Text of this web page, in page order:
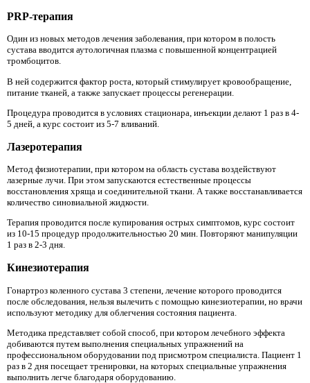
PRP-терапия
Один из новых методов лечения заболевания, при котором в полость
сустава вводится аутологичная плазма с повышенной концентрацией
тромбоцитов.
В ней содержится фактор роста, который стимулирует кровообращение,
питание тканей, а также запускает процессы регенерации.
Процедура проводится в условиях стационара, инъекции делают 1 раз в 4-
5 дней, а курс состоит из 5-7 вливаний.
Лазеротерапия
Метод физиотерапии, при котором на область сустава воздействуют
лазерные лучи. При этом запускаются естественные процессы
восстановления хряща и соединительной ткани. А также восстанавливается
количество синовиальной жидкости.
Терапия проводится после купирования острых симптомов, курс состоит
из 10-15 процедур продолжительностью 20 мин. Повторяют манипуляции
1 раз в 2-3 дня.
Кинезиотерапия
Гонартроз коленного сустава 3 степени, лечение которого проводится
после обследования, нельзя вылечить с помощью кинезиотерапии, но врачи
используют методику для облегчения состояния пациента.
Методика представляет собой способ, при котором лечебного эффекта
добиваются путем выполнения специальных упражнений на
профессиональном оборудовании под присмотром специалиста. Пациент 1
раз в 2 дня посещает тренировки, на которых специальные упражнения
выполнить легче благодаря оборудованию.